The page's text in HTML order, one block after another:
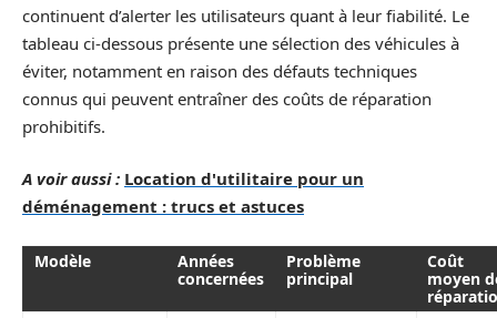
continuent d’alerter les utilisateurs quant à leur fiabilité. Le
tableau ci-dessous présente une sélection des véhicules à
éviter, notamment en raison des défauts techniques
connus qui peuvent entraîner des coûts de réparation
prohibitifs.
A voir aussi : Location d'utilitaire pour un
déménagement : trucs et astuces
Modèle
Années
concernées
Problème
principal
Coût
moyen